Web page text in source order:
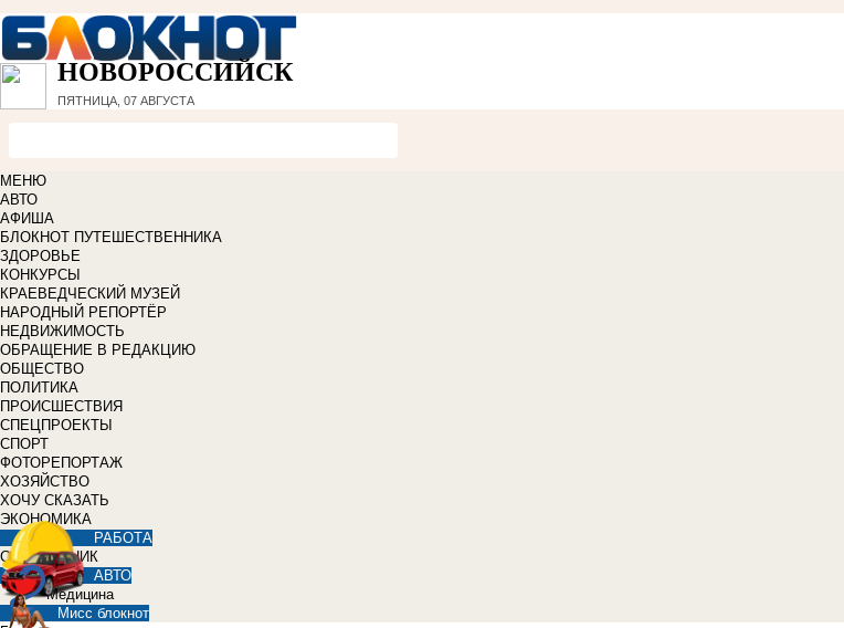
НОВОРОССИЙСК
ПЯТНИЦА, 07 АВГУСТА
МЕНЮ
АВТО
АФИША
БЛОКНОТ ПУТЕШЕСТВЕННИКА
ЗДОРОВЬЕ
КОНКУРСЫ
КРАЕВЕДЧЕСКИЙ МУЗЕЙ
НАРОДНЫЙ РЕПОРТЁР
НЕДВИЖИМОСТЬ
ОБРАЩЕНИЕ В РЕДАКЦИЮ
ОБЩЕСТВО
ПОЛИТИКА
ПРОИСШЕСТВИЯ
СПЕЦПРОЕКТЫ
СПОРТ
ФОТОРЕПОРТАЖ
ХОЗЯЙСТВО
ХОЧУ СКАЗАТЬ
ЭКОНОМИКА
РАБОТА
СПРАВОЧНИК
АВТО
Медицина
Мисс блокнот